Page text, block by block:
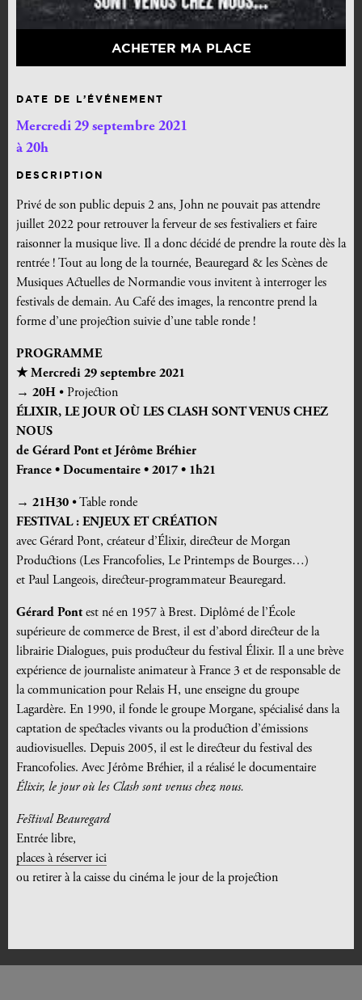
ACHETER MA PLACE
DATE DE L’ÉVÉNEMENT
Mercredi 29 septembre 2021
à 20h
DESCRIPTION
Privé de son public depuis 2 ans, John ne pouvait pas attendre
juillet 2022 pour retrouver la ferveur de ses festivaliers et faire
raisonner la musique live. Il a donc décidé de prendre la route dès la
rentrée ! Tout au long de la tournée, Beauregard & les Scènes de
Musiques Actuelles de Normandie vous invitent à interroger les
festivals de demain. Au Café des images, la rencontre prend la
forme d’une projection suivie d’une table ronde !
PROGRAMME
★ Mercredi 29 septembre 2021
→ 20H • Projection
ÉLIXIR, LE JOUR OÙ LES CLASH SONT VENUS CHEZ
NOUS
de Gérard Pont et Jérôme Bréhier
France • Documentaire • 2017 • 1h21
→ 21H30 • Table ronde
FESTIVAL : ENJEUX ET CRÉATION
avec Gérard Pont, créateur d’Élixir, directeur de Morgan
Productions (Les Francofolies, Le Printemps de Bourges…)
et Paul Langeois, directeur-programmateur Beauregard.
Gérard Pont est né en 1957 à Brest. Diplômé de l’École
supérieure de commerce de Brest, il est d’abord directeur de la
librairie Dialogues, puis producteur du festival Élixir. Il a une brève
expérience de journaliste animateur à France 3 et de responsable de
la communication pour Relais H, une enseigne du groupe
Lagardère. En 1990, il fonde le groupe Morgane, spécialisé dans la
captation de spectacles vivants ou la production d’émissions
audiovisuelles. Depuis 2005, il est le directeur du festival des
Francofolies. Avec Jérôme Bréhier, il a réalisé le documentaire
Élixir, le jour où les Clash sont venus chez nous.
Festival Beauregard
Entrée libre,
places à réserver ici
ou retirer à la caisse du cinéma le jour de la projection